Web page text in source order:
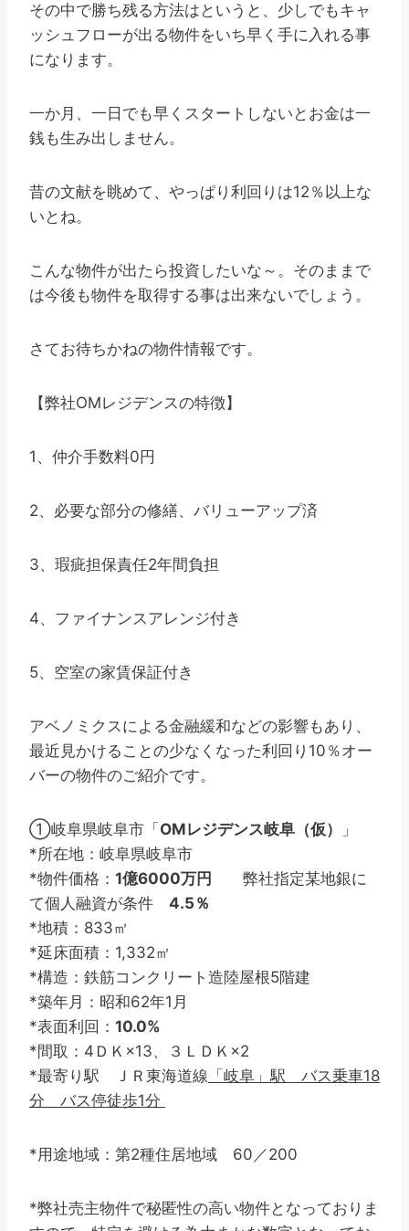
その中で勝ち残る方法はというと、少しでもキャ
ッシュフローが出る物件をいち早く手に入れる事
になります。
一か月、一日でも早くスタートしないとお金は一
銭も生み出しません。
昔の文献を眺めて、やっぱり利回りは12％以上な
いとね。
こんな物件が出たら投資したいな～。そのままで
は今後も物件を取得する事は出来ないでしょう。
さてお待ちかねの物件情報です。
【弊社OMレジデンスの特徴】
1、仲介手数料0円
2、必要な部分の修繕、バリューアップ済
3、瑕疵担保責任2年間負担
4、ファイナンスアレンジ付き
5、空室の家賃保証付き
アベノミクスによる金融緩和などの影響もあり、
最近見かけることの少なくなった利回り10％オー
バーの物件のご紹介です。
①岐阜県岐阜市「 OMレジデンス岐阜（仮）
」
*所在地：岐阜県岐阜市
*物件価格： 1億6000万円
弊社指定某地銀に
て個人融資が条件 4.5％
*地積：833㎡
*延床面積：1,332㎡
*構造：鉄筋コンクリート造陸屋根5階建
*築年月：昭和62年1月
*表面利回： 10.0%
*間取：4ＤＫ×13、３ＬＤＫ×2
*最寄り駅 ＪＲ東海道線 「岐阜」駅 バス乗車18
分 バス停徒歩1分
*用途地域：第2種住居地域 60／200
*弊社売主物件で秘匿性の高い物件となっておりま